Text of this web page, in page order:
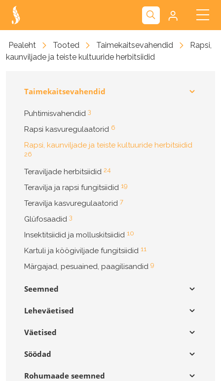
Kliendiportaal
Nova
Pealeht Tooted Taimekaitsevahendid
Rapsi,
kaunviljade ja teiste kultuuride herbitsiidid
Taimekaitsevahendid
Puhtimisvahendid 3
Rapsi kasvuregulaatorid 6
Rapsi, kaunviljade ja teiste kultuuride herbitsiidid
26
Teraviljade herbitsiidid 24
Teravilja ja rapsi fungitsiidid 19
Teravilja kasvuregulaatorid 7
Glüfosaadid 3
Insektitsiidid ja molluskitsiidid 10
Kartuli ja köögiviljade fungitsiidid 11
Märgajad, pesuained, paagilisandid 9
Seemned
Leheväetised
Väetised
Söödad
Rohumaade seemned